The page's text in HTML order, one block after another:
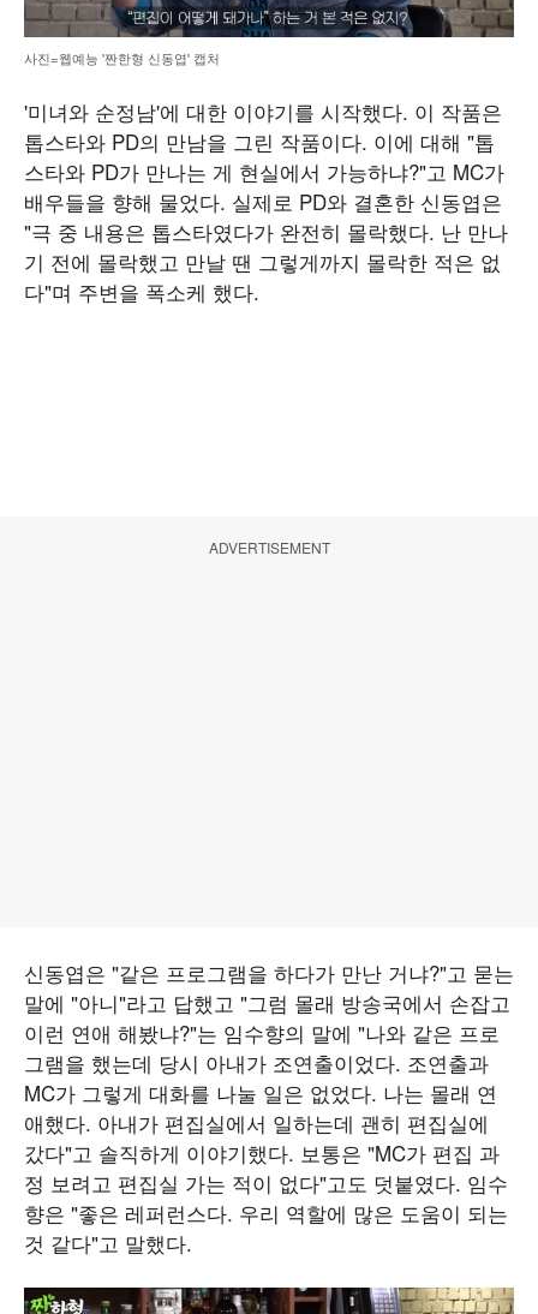
사진=웹예능 '짠한형 신동엽' 캡처
'미녀와 순정남'에 대한 이야기를 시작했다. 이 작품은
톱스타와 PD의 만남을 그린 작품이다. 이에 대해 "톱
스타와 PD가 만나는 게 현실에서 가능하냐?"고 MC가
배우들을 향해 물었다. 실제로 PD와 결혼한 신동엽은
"극 중 내용은 톱스타였다가 완전히 몰락했다. 난 만나
기 전에 몰락했고 만날 땐 그렇게까지 몰락한 적은 없
다"며 주변을 폭소케 했다.
ADVERTISEMENT
신동엽은 "같은 프로그램을 하다가 만난 거냐?"고 묻는
말에 "아니"라고 답했고 "그럼 몰래 방송국에서 손잡고
이런 연애 해봤냐?"는 임수향의 말에 "나와 같은 프로
그램을 했는데 당시 아내가 조연출이었다. 조연출과
MC가 그렇게 대화를 나눌 일은 없었다. 나는 몰래 연
애했다. 아내가 편집실에서 일하는데 괜히 편집실에
갔다"고 솔직하게 이야기했다. 보통은 "MC가 편집 과
정 보려고 편집실 가는 적이 없다"고도 덧붙였다. 임수
향은 "좋은 레퍼런스다. 우리 역할에 많은 도움이 되는
것 같다"고 말했다.